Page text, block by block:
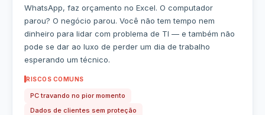
WhatsApp, faz orçamento no Excel. O computador
parou? O negócio parou. Você não tem tempo nem
dinheiro para lidar com problema de TI — e também não
pode se dar ao luxo de perder um dia de trabalho
esperando um técnico.
RISCOS COMUNS
PC travando no pior momento
Dados de clientes sem proteção